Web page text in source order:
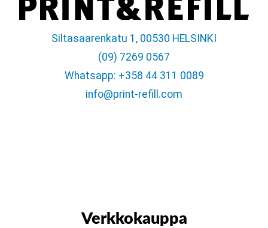
Siltasaarenkatu 1, 00530 HELSINKI
(09) 7269 0567
Whatsapp: +358 44 311 0089
info@print-refill.com
Verkkokauppa